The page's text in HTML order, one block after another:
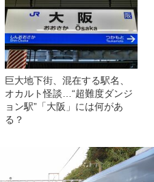
巨大地下街、混在する駅名、
オカルト怪談…“超難度ダンジ
ョン駅”「大阪」には何があ
る？